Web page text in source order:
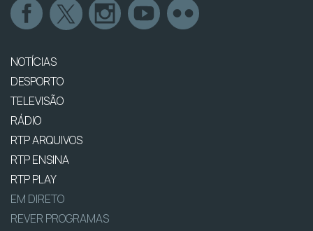
NOTÍCIAS
DESPORTO
TELEVISÃO
RÁDIO
RTP ARQUIVOS
RTP ENSINA
RTP PLAY
EM DIRETO
REVER PROGRAMAS